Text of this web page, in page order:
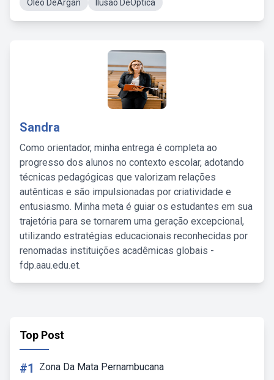
Oleo DeArgan
Ilusão DeÓptica
Sandra
Como orientador, minha entrega é completa ao
progresso dos alunos no contexto escolar, adotando
técnicas pedagógicas que valorizam relações
autênticas e são impulsionadas por criatividade e
entusiasmo. Minha meta é guiar os estudantes em sua
trajetória para se tornarem uma geração excepcional,
utilizando estratégias educacionais reconhecidas por
renomadas instituições acadêmicas globais -
fdp.aau.edu.et.
Top Post
#1 Zona Da Mata Pernambucana